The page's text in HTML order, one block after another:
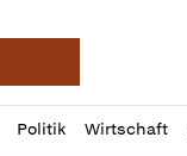
Deutsche
Politik Wirtschaft
Profil
öffnen
Daz
Pur